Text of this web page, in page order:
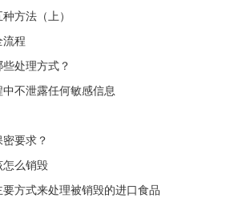
方法（上）
流程
处理方式？
不泄露任何敏感信息
要求？
怎么销毁
方式来处理被销毁的进口食品